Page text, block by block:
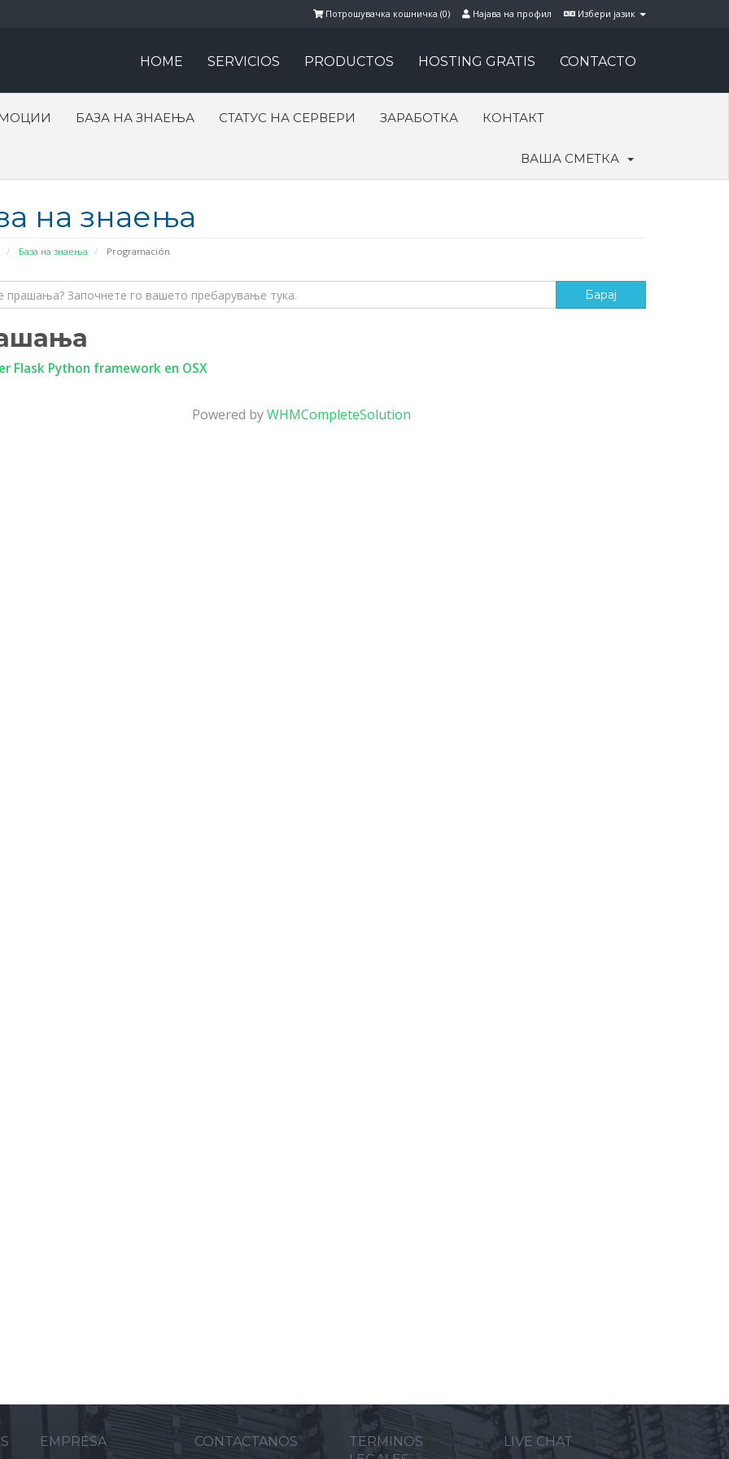
Избери јазик
Најава на профил
Потрошувачка кошничка (0)
HOME SERVICIOS PRODUCTOS HOSTING GRATIS CONTACTO
БАЗА НА ЗНАЕЊА СТАТУС НА СЕРВЕРИ ЗАРАБОТКА КОНТАКТ
ВАША СМЕТКА
на знаења
База на знаења Programación
Flask Python framework en OSX
Powered byWHMCompleteSolution
EMPRESA CONTACTANOS
TERMINOS
LIVE CHAT